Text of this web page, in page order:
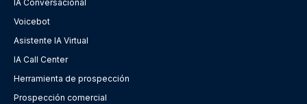
IA Conversacional
Voicebot
Asistente IA Virtual
IA Call Center
Herramienta de prospección
Prospección comercial